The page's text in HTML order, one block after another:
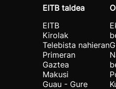
EITB taldea
EITB
Kirolak
Telebista nahieran
Primeran
Gaztea
Makusi
Guau - Gure